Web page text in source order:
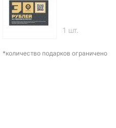
1 шт.
*количество подарков ограничено